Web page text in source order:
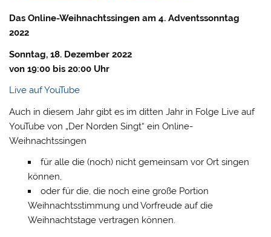
Das Online-Weihnachtssingen am 4. Adventssonntag
2022
Sonntag, 18. Dezember 2022
von 19:00 bis 20:00 Uhr
Live auf YouTube
Auch in diesem Jahr gibt es im ditten Jahr in Folge Live auf
YouTube von „Der Norden Singt“ ein Online-
Weihnachtssingen
für alle die (noch) nicht gemeinsam vor Ort singen
können,
oder für die, die noch eine große Portion
Weihnachtsstimmung und Vorfreude auf die
Weihnachtstage vertragen können.